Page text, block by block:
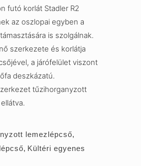
futó korlát Stadler R2
az oszlopai egyben a
is szolgálnak.
szerkezete és korlátja
a járófelület viszont
deszkázatú.
tűzihorganyzott
lemezlépcső,
, Kültéri egyenes